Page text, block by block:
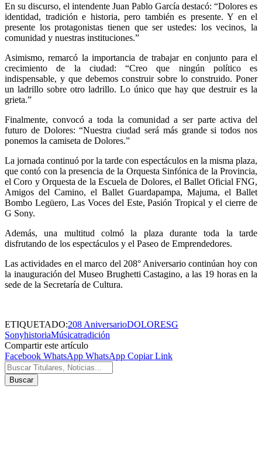
En su discurso, el intendente Juan Pablo García destacó: “Dolores es
identidad, tradición e historia, pero también es presente. Y en el
presente los protagonistas tienen que ser ustedes: los vecinos, la
comunidad y nuestras instituciones.”
Asimismo, remarcó la importancia de trabajar en conjunto para el
crecimiento de la ciudad: “Creo que ningún político es
indispensable, y que debemos construir sobre lo construido. Poner
un ladrillo sobre otro ladrillo. Lo único que hay que destruir es la
grieta.”
Finalmente, convocó a toda la comunidad a ser parte activa del
futuro de Dolores: “Nuestra ciudad será más grande si todos nos
ponemos la camiseta de Dolores.”
La jornada continuó por la tarde con espectáculos en la misma plaza,
que contó con la presencia de la Orquesta Sinfónica de la Provincia,
el Coro y Orquesta de la Escuela de Dolores, el Ballet Oficial FNG,
Amigos del Camino, el Ballet Guardapampa, Majuma, el Ballet
Bombo Legüero, Las Voces del Este, Pasión Tropical y el cierre de
G Sony.
Además, una multitud colmó la plaza durante toda la tarde
disfrutando de los espectáculos y el Paseo de Emprendedores.
Las actividades en el marco del 208° Aniversario continúan hoy con
la inauguración del Museo Brughetti Castagino, a las 19 horas en la
sede de la Secretaría de Cultura.
ETIQUETADO:208 AniversarioDOLORESG
SonyhistoriaMúsicatradición
Compartir este artículo
Facebook WhatsApp WhatsApp Copiar Link
Buscar
por: